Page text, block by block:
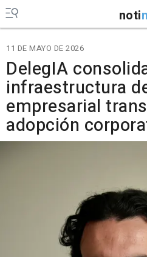
noti
11 DE MAYO DE 2026
DelegIA
infraestructura
empresarial
adopción